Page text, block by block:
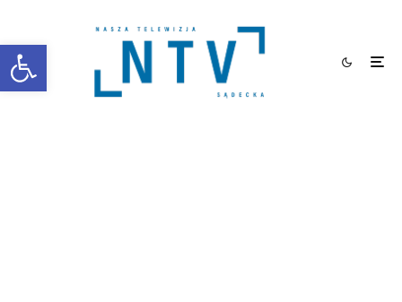
Otwórz pasek narzędzi